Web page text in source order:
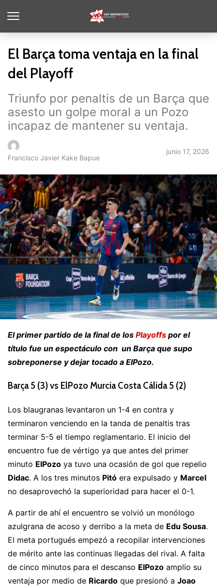
El Barça toma ventaja en la final
del Playoff
Triunfo por penaltis de un Barça que
asesto un golpe moral a un Pozo
incapaz de mantener su ventaja.
Francisco Javier Kake Bapue
junio 17, 2026
El primer partido de la final de los Playoffs por el
título fue un espectáculo con un Barça que supo
sobreponerse y dejar tocado a ElPozo.
Barça 5 (3) vs ElPozo Murcia Costa Cálida 5 (2)
Los blaugranas levantaron un 1-4 en contra y
terminaron venciendo en la tanda de penaltis tras
terminar 5-5 el tiempo reglamentario. El inicio del
encuentro fue de vértigo ya que antes del primer
minuto ElPozo ya tuvo una ocasión de gol que repelio
Didac. A los tres minutos Pitó era expulsado y Marcel
no desaprovechó la superioridad para hacer el 0-1.
A partir de ahí el encuentro se volvió un monólogo
azulgrana de acoso y derribo a la meta de Edu Sousa.
El meta portugués empezó a recopilar intervenciones
de mérito ante las continuas llegadas del rival. A falta
de cinco minutos para el descanso ElPozo amplio su
ventaja por medio de Ricardo que presionó a Joao